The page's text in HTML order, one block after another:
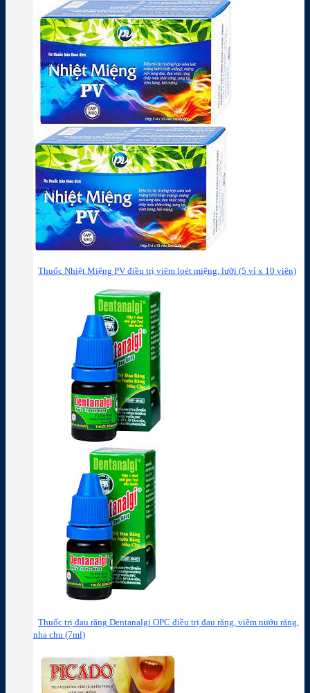
Thuốc Nhiệt Miệng PV điều trị viêm loét miệng, lưỡi (5 vỉ x 10 viên)
Thuốc trị đau răng Dentanalgi OPC điều trị đau răng, viêm nướu răng,
nha chu (7ml)